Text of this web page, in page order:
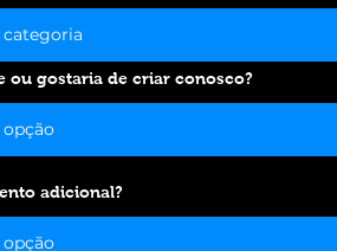
ou gostaria de criar conosco?
adicional?